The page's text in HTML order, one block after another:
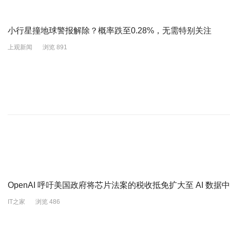
小行星撞地球警报解除？概率跌至0.28%，无需特别关注
上观新闻 浏览 891
OpenAI 呼吁美国政府将芯片法案的税收抵免扩大至 AI 数据
IT之家 浏览 486